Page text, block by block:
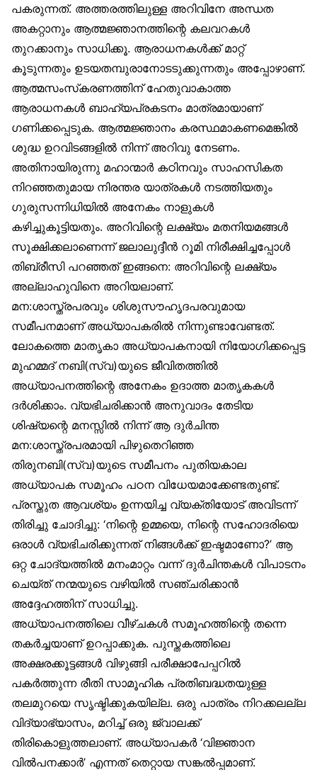
പകരുന്നത്. അത്തരത്തിലുള്ള അറിവിനേ അന്ധത
അകറ്റാനും ആത്മജ്ഞാനത്തിന്റെ കലവറകൾ
തുറക്കാനും സാധിക്കൂ. ആരാധനകൾക്ക് മാറ്റ്
കൂടുന്നതും ഉടയതമ്പുരാനോടടുക്കുന്നതും അപ്പോഴാണ്.
ആത്മസംസ്‌കരണത്തിന് ഹേതുവാകാത്ത
ആരാധനകൾ ബാഹ്യപ്രകടനം മാത്രമായാണ്
ഗണിക്കപ്പെടുക. ആത്മജ്ഞാനം കരസ്ഥമാകണമെങ്കിൽ
ശുദ്ധ ഉറവിടങ്ങളിൽ നിന്ന് അറിവു നേടണം.
അതിനായിരുന്നു മഹാന്മാർ കഠിനവും സാഹസികത
നിറഞ്ഞതുമായ നിരന്തര യാത്രകൾ നടത്തിയതും
ഗുരുസന്നിധിയിൽ അനേകം നാളുകൾ
കഴിച്ചുകൂട്ടിയതും. അറിവിന്റെ ലക്ഷ്യം മതനിയമങ്ങൾ
സൂക്ഷിക്കലാണെന്ന് ജലാലുദ്ദീൻ റൂമി നിരീക്ഷിച്ചപ്പോൾ
തിബ്‌രീസി പറഞ്ഞത് ഇങ്ങനെ: അറിവിന്റെ ലക്ഷ്യം
അല്ലാഹുവിനെ അറിയലാണ്.
മന:ശാസ്ത്രപരവും ശിശുസൗഹൃദപരവുമായ
സമീപനമാണ് അധ്യാപകരിൽ നിന്നുണ്ടാവേണ്ടത്.
ലോകത്തെ മാതൃകാ അധ്യാപകനായി നിയോഗിക്കപ്പെട്ട
മുഹമ്മദ് നബി(സ്വ)യുടെ ജീവിതത്തിൽ
അധ്യാപനത്തിന്റെ അനേകം ഉദാത്ത മാതൃകകൾ
ദർശിക്കാം. വ്യഭിചരിക്കാൻ അനുവാദം തേടിയ
ശിഷ്യന്റെ മനസ്സിൽ നിന്ന് ആ ദുർചിന്ത
മന:ശാസ്ത്രപരമായി പിഴുതെറിഞ്ഞ
തിരുനബി(സ്വ)യുടെ സമീപനം പുതിയകാല
അധ്യാപക സമൂഹം പഠന വിധേയമാക്കേണ്ടതുണ്ട്.
പ്രസ്തുത ആവശ്യം ഉന്നയിച്ച വ്യക്തിയോട് അവിടന്ന്
തിരിച്ചു ചോദിച്ചു: ‘നിന്റെ ഉമ്മയെ, നിന്റെ സഹോദരിയെ
ഒരാൾ വ്യഭിചരിക്കുന്നത് നിങ്ങൾക്ക് ഇഷ്ടമാണോ?’ ആ
ഒറ്റ ചോദ്യത്തിൽ മനംമാറ്റം വന്ന് ദുർചിന്തകൾ വിപാടനം
ചെയ്ത് നന്മയുടെ വഴിയിൽ സഞ്ചരിക്കാൻ
അദ്ദേഹത്തിന് സാധിച്ചു.
അധ്യാപനത്തിലെ വീഴ്ചകൾ സമൂഹത്തിന്റെ തന്നെ
തകർച്ചയാണ് ഉറപ്പാക്കുക. പുസ്തകത്തിലെ
അക്ഷരക്കൂട്ടങ്ങൾ വിഴുങ്ങി പരീക്ഷാപേപ്പറിൽ
പകർത്തുന്ന രീതി സാമൂഹിക പ്രതിബദ്ധതയുള്ള
തലമുറയെ സൃഷ്ടിക്കുകയില്ല. ഒരു പാത്രം നിറക്കലല്ല
വിദ്യാഭ്യാസം, മറിച്ച് ഒരു ജ്വാലക്ക്
തിരികൊളുത്തലാണ്. അധ്യാപകർ ‘വിജ്ഞാന
വിൽപനക്കാർ’ എന്നത് തെറ്റായ സങ്കൽപ്പമാണ്.